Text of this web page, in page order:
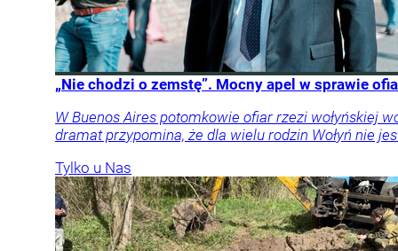
„Nie chodzi o zemstę”. Mocny apel w sprawie
W Buenos Aires potomkowie ofiar rzezi wołyńskiej
dramat przypomina, że dla wielu rodzin Wołyń nie
Tylko u Nas